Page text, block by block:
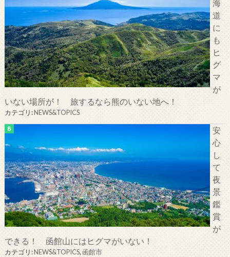
海
道
に
も
ヒ
グ
マ
が
いない場所が！ 旅するなら熊のいない地へ！
カテゴリ:NEWS&TOPICS
安
心
し
て
夜
景
鑑
賞
が
できる！ 函館山にはヒグマがいない！
カテゴリ:NEWS&TOPICS,函館市